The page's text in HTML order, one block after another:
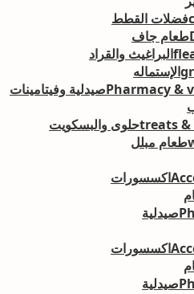
فضلات القطط
طعام جاف
البراغيث والقراد
الإستماله
صيدلية وفيتامينات
حلوى والبسكويت
طعام مبلل
اكسسورات
صيدلية
اكسسورات
صيدلية